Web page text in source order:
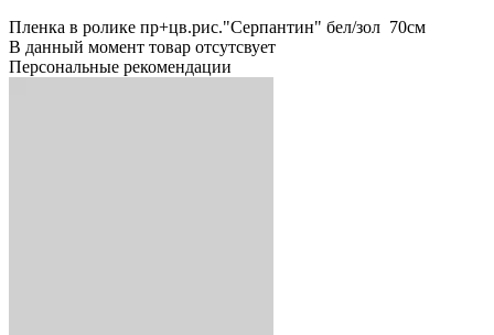
Пленка в ролике пр+цв.рис."Серпантин" бел/зол 70см
В данный момент товар отсутсвует
Персональные рекомендации